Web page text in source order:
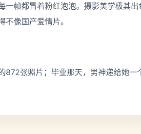
一帧都冒着粉红泡泡。摄影美学极其
不像国产爱情片。
872张照片；毕业那天，男神递给她一